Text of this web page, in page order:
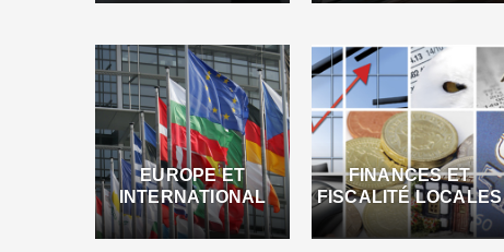
EUROPE ET
INTERNATIONAL
FINANCES ET
FISCALITÉ LOCALES